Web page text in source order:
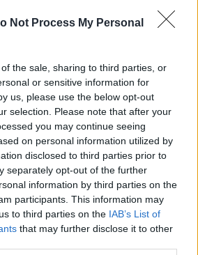
Not Process My Personal
the sale, sharing to third parties, or
or sensitive information for
us, please use the below opt-out
selection. Please note that after your
you may continue seeing
on personal information utilized by
disclosed to third parties prior to
separately opt-out of the further
information by third parties on the
participants. This information may
to third parties on the IAB’s List of
that may further disclose it to other
Μουσική ως Γλώσσα» με
Μεσόγειο